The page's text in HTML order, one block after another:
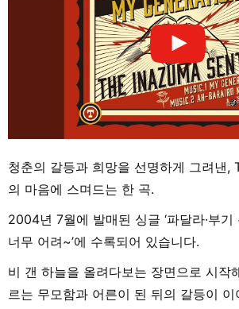
청춘의 갈등과 희망을 선명하게 그려낸,
의 마음에 스며드는 한 곡.
2004년 7월에 발매된 싱글 ‘파달라·부
너무 어려~’에 수록되어 있습니다.
비 갠 하늘을 올려다보는 장면으로 시작
르는 무모함과 어른이 된 뒤의 갈등이 이